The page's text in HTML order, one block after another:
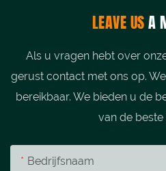
LEAVE USA
Als u vragen hebt over
gerust contact met ons op.
bereikbaar. We bieden u de
van de beste
Bedrijfsnaam